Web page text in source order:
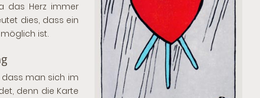
das Herz immer
dies, dass ein
ist.
dass man sich im
denn die Karte